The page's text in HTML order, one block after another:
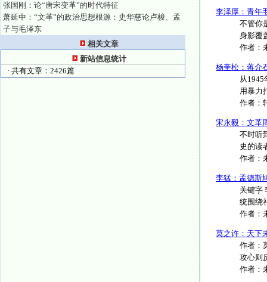
张国刚：论“唐宋变革”的时代特征
萧延中：“文革”的政治思想根源：史华慈论卢梭、孟
子与毛泽东
相关文章
新站信息统计
· 共有文章：2426篇
李泽厚：青年
不管你
身影覆
作者：
杨奎松：蒋介
从1945
用暴力
作者：
宋永毅：文革
不时听
史的读
作者：
李猛：孟德斯
关键字
统围绕
作者：
莫之许：天下
作者：
攻心则
作者：